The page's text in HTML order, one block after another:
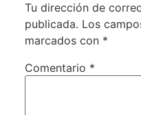
Tu dirección de
publicada. Los
marcados con *
Comentario *